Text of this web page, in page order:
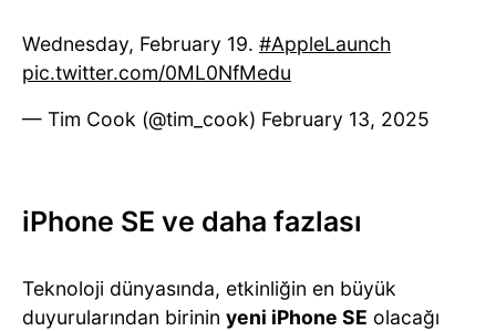
Wednesday, February 19. #AppleLaunch
pic.twitter.com/0ML0NfMedu
— Tim Cook (@tim_cook) February 13, 2025
iPhone SE ve daha fazlası
Teknoloji dünyasında, etkinliğin en büyük
duyurularından birinin yeni iPhone SE olacağı